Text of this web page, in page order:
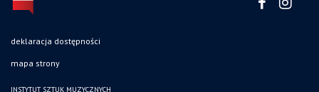
deklaracja dostępności
mapa strony
INSTYTUT SZTUK MUZYCZNYCH